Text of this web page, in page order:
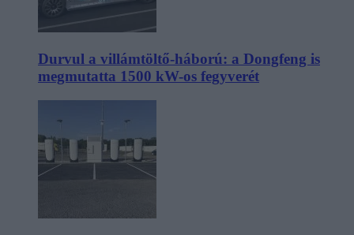
Durvul a villámtöltő-háború: a Dongfeng is
megmutatta 1500 kW-os fegyverét